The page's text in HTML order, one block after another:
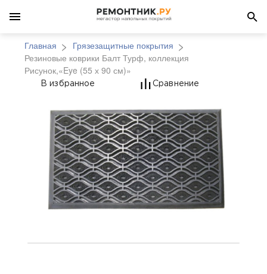
Главная
Грязезащитные покрытия
Резиновые коврики Балт Турф, коллекция
Рисунок,«Eye (55 х 90 см)»
Резиновые коврики
В избранное Сравнение